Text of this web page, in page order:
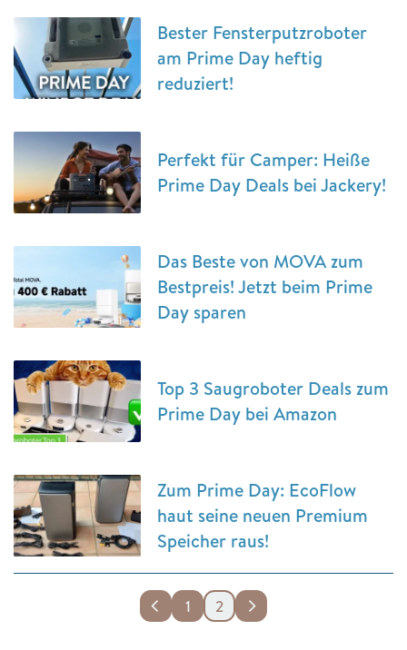
Bester Fensterputzroboter
am Prime Day heftig
reduziert!
Perfekt für Camper: Heiße
Prime Day Deals bei Jackery!
Das Beste von MOVA zum
Bestpreis! Jetzt beim Prime
Day sparen
Top 3 Saugroboter Deals zum
Prime Day bei Amazon
Zum Prime Day: EcoFlow
haut seine neuen Premium
Speicher raus!
1 2